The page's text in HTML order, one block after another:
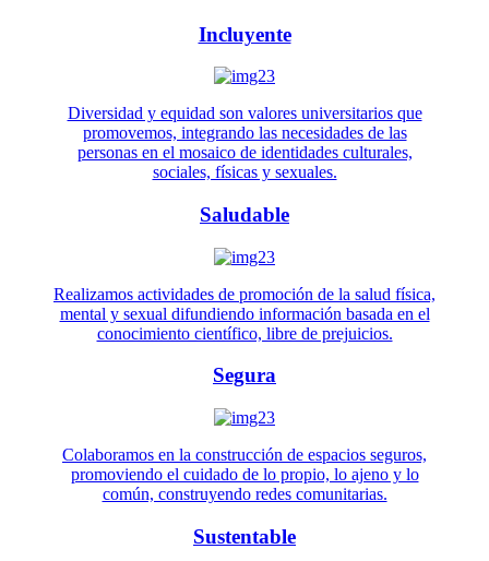
Incluyente
Diversidad y equidad son valores universitarios que
promovemos, integrando las necesidades de las
personas en el mosaico de identidades culturales,
sociales, físicas y sexuales.
Saludable
Realizamos actividades de promoción de la salud física,
mental y sexual difundiendo información basada en el
conocimiento científico, libre de prejuicios.
Segura
Colaboramos en la construcción de espacios seguros,
promoviendo el cuidado de lo propio, lo ajeno y lo
común, construyendo redes comunitarias.
Sustentable